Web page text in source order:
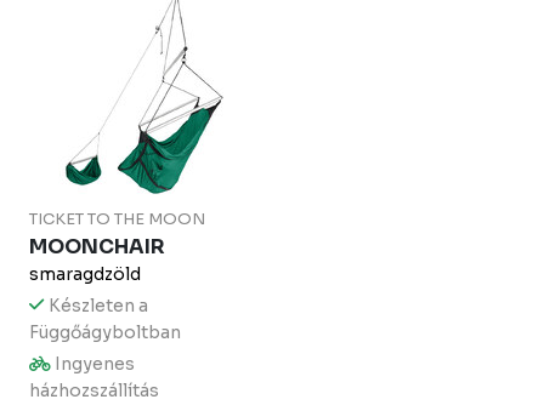
TICKET TO THE MOON
MOONCHAIR
smaragdzöld
Készleten a
Függőágyboltban
Ingyenes
házhozszállítás